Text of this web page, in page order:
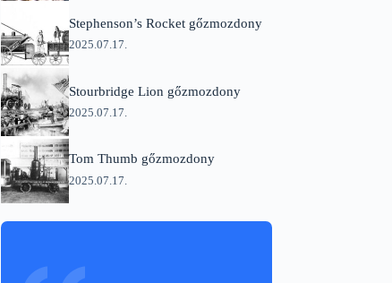
Stephenson’s Rocket gőzmozdony
2025.07.17.
Stourbridge Lion gőzmozdony
2025.07.17.
Tom Thumb gőzmozdony
2025.07.17.